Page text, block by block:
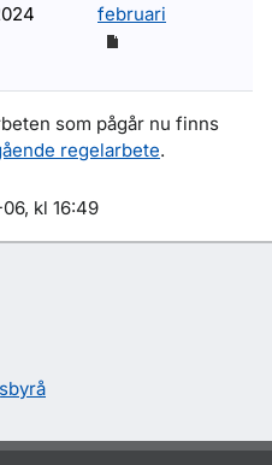
februari
som pågår nu finns
regelarbete.
kl 16:49